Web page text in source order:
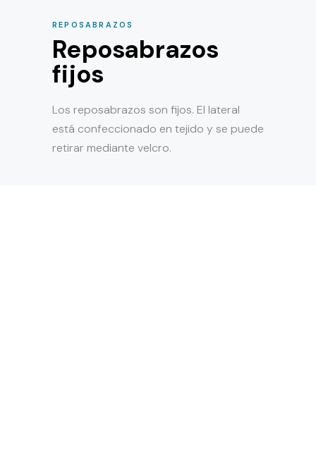
REPOSABRAZOS
Reposabrazos
fijos
Los reposabrazos son fijos. El lateral
está confeccionado en tejido y se puede
retirar mediante velcro.